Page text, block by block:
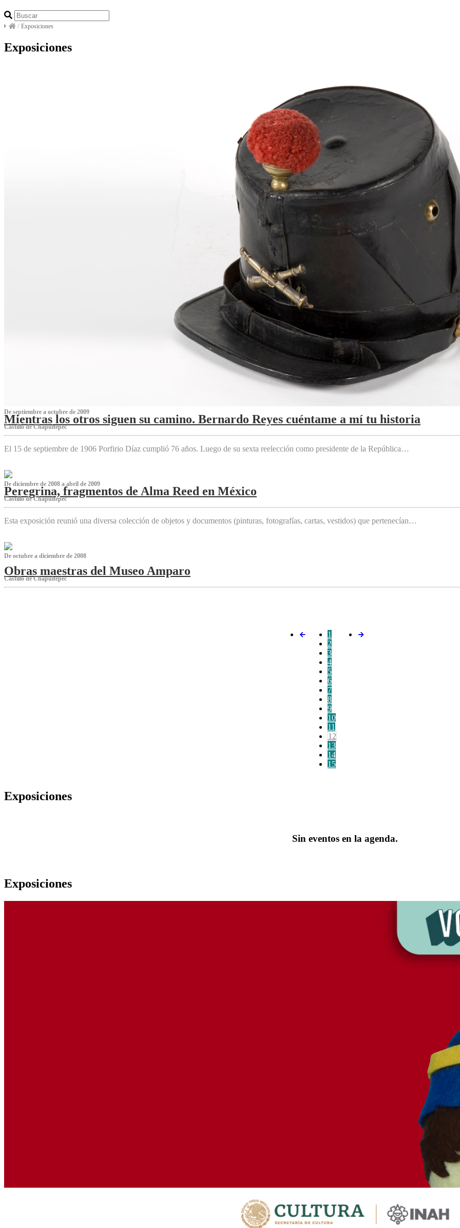
/ Exposiciones
Exposiciones
De septiembre a octubre de 2009
Mientras los otros siguen su camino. Bernardo Reyes cuéntame a mí tu historia
Castillo de Chapultepec
El 15 de septiembre de 1906 Porfirio Díaz cumplió 76 años. Luego de su sexta reelección como presidente de la República…
De diciembre de 2008 a abril de 2009
Peregrina, fragmentos de Alma Reed en México
Castillo de Chapultepec
Esta exposición reunió una diversa colección de objetos y documentos (pinturas, fotografías, cartas, vestidos) que pertenecían…
De octubre a diciembre de 2008
Obras maestras del Museo Amparo
Castillo de Chapultepec
1
2
3
4
5
6
7
8
9
10
11
12
13
14
15
Exposiciones
Sin eventos en la agenda.
Exposiciones